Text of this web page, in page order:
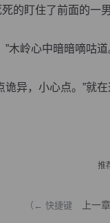
盯住了前面的一
木岭心中暗暗嘀咕道
异，小心点。”就
推
（← 快捷键 上一章